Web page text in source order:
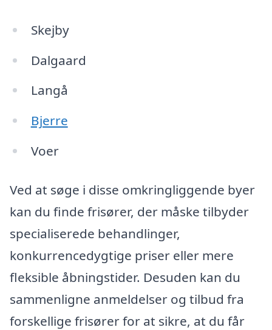
Skejby
Dalgaard
Langå
Bjerre
Voer
Ved at søge i disse omkringliggende byer
kan du finde frisører, der måske tilbyder
specialiserede behandlinger,
konkurrencedygtige priser eller mere
fleksible åbningstider. Desuden kan du
sammenligne anmeldelser og tilbud fra
forskellige frisører for at sikre, at du får